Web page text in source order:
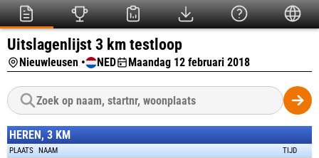
Uitslagenlijst 3 km testloop
Nieuwleusen • NED Maandag 12 februari 2018
HEREN, 3 KM
PLAATS NAAM TIJD